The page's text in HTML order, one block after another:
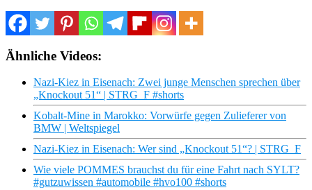
Ähnliche Videos:
Nazi-Kiez in Eisenach: Zwei junge Menschen sprechen über
„Knockout 51“ | STRG_F #shorts
Kobalt-Mine in Marokko: Vorwürfe gegen Zulieferer von
BMW | Weltspiegel
Nazi-Kiez in Eisenach: Wer sind „Knockout 51“? | STRG_F
Wie viele POMMES brauchst du für eine Fahrt nach SYLT?
#gutzuwissen #automobile #hvo100 #shorts